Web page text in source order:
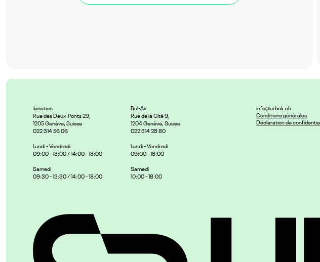
Jonction
Rue des Deux-Ponts 29,
1205 Genève, Suisse
022 314 56 06
Lundi - Vendredi
09:00 - 13:00 / 14:00 - 18:00
Samedi
09:30 - 13:30 / 14:00 - 18:00
Bel-Air
Rue de la Cité 9,
1204 Genève, Suisse
022 314 28 80
Lundi - Vendredi
09:00 - 18:00
Samedi
10:00 - 18:00
info@urbak.ch
Conditions générales
Déclaration de